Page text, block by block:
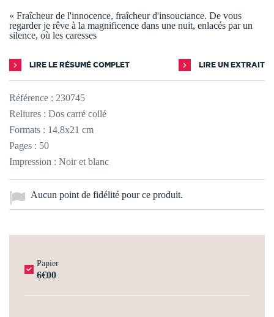
« Fraîcheur de l'innocence, fraîcheur d'insouciance. De vous
regarder je rêve à la magnificence dans une nuit, enlacés par un
silence, où les caresses
LIRE LE RÉSUMÉ COMPLET LIRE UN EXTRAIT
Référence : 230745
Reliures : Dos carré collé
Formats : 14,8x21 cm
Pages : 50
Impression : Noir et blanc
Aucun point de fidélité pour ce produit.
Papier
6€00